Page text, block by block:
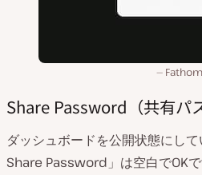
Share Password（共有パ
ダッシュボードを公開状態にし
Share Password」は空白でOK